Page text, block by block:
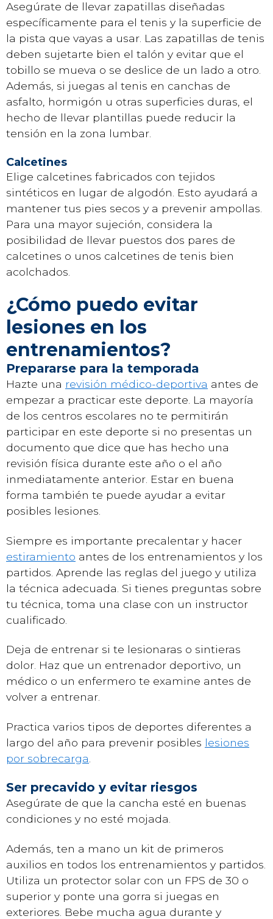
Asegúrate de llevar zapatillas diseñadas
específicamente para el tenis y la superficie de
la pista que vayas a usar. Las zapatillas de tenis
deben sujetarte bien el talón y evitar que el
tobillo se mueva o se deslice de un lado a otro.
Además, si juegas al tenis en canchas de
asfalto, hormigón u otras superficies duras, el
hecho de llevar plantillas puede reducir la
tensión en la zona lumbar.
Calcetines
Elige calcetines fabricados con tejidos
sintéticos en lugar de algodón. Esto ayudará a
mantener tus pies secos y a prevenir ampollas.
Para una mayor sujeción, considera la
posibilidad de llevar puestos dos pares de
calcetines o unos calcetines de tenis bien
acolchados.
¿Cómo puedo evitar
lesiones en los
entrenamientos?
Prepararse para la temporada
Hazte una revisión médico-deportiva antes de
empezar a practicar este deporte. La mayoría
de los centros escolares no te permitirán
participar en este deporte si no presentas un
documento que dice que has hecho una
revisión física durante este año o el año
inmediatamente anterior. Estar en buena
forma también te puede ayudar a evitar
posibles lesiones.
Siempre es importante precalentar y hacer
estiramiento antes de los entrenamientos y los
partidos. Aprende las reglas del juego y utiliza
la técnica adecuada. Si tienes preguntas sobre
tu técnica, toma una clase con un instructor
cualificado.
Deja de entrenar si te lesionaras o sintieras
dolor. Haz que un entrenador deportivo, un
médico o un enfermero te examine antes de
volver a entrenar.
Practica varios tipos de deportes diferentes a
largo del año para prevenir posibles lesiones
por sobrecarga
Ser precavido y evitar riesgos
Asegúrate de que la cancha esté en buenas
condiciones y no esté mojada.
Además, ten a mano un kit de primeros
auxilios en todos los entrenamientos y partidos.
Utiliza un protector solar con un FPS de 30 o
superior y ponte una gorra si juegas en
exteriores. Bebe mucha agua durante y